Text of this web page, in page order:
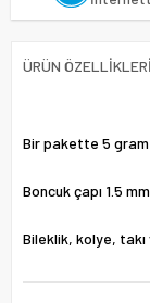
ÜRÜN ÖZELLIKLERI
Bir pakette 5 gram
Boncuk çapı 1.5
Bileklik, kolye, takı